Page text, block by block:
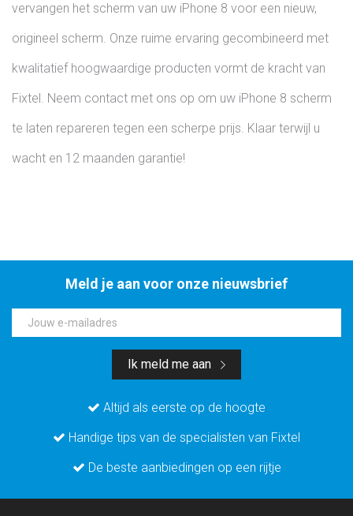
vervangen het scherm van uw iPhone 8 voor een nieuw,
origineel scherm. Onze ruime ervaring gecombineerd met
kwalitatief hoogwaardige producten vormt de kracht van
Fixtel. Neem contact met ons op om uw iPhone 8 scherm
te laten repareren tegen een scherpe prijs. Klaar terwijl u
wacht en 12 maanden garantie!
Meld je aan voor onze nieuwsbrief
Jouw e-mailadres
Ik meld me aan
Altijd als eerste op de hoogte
Handige tips van de specialisten van Fixtel
De beste aanbiedingen op een rijtje